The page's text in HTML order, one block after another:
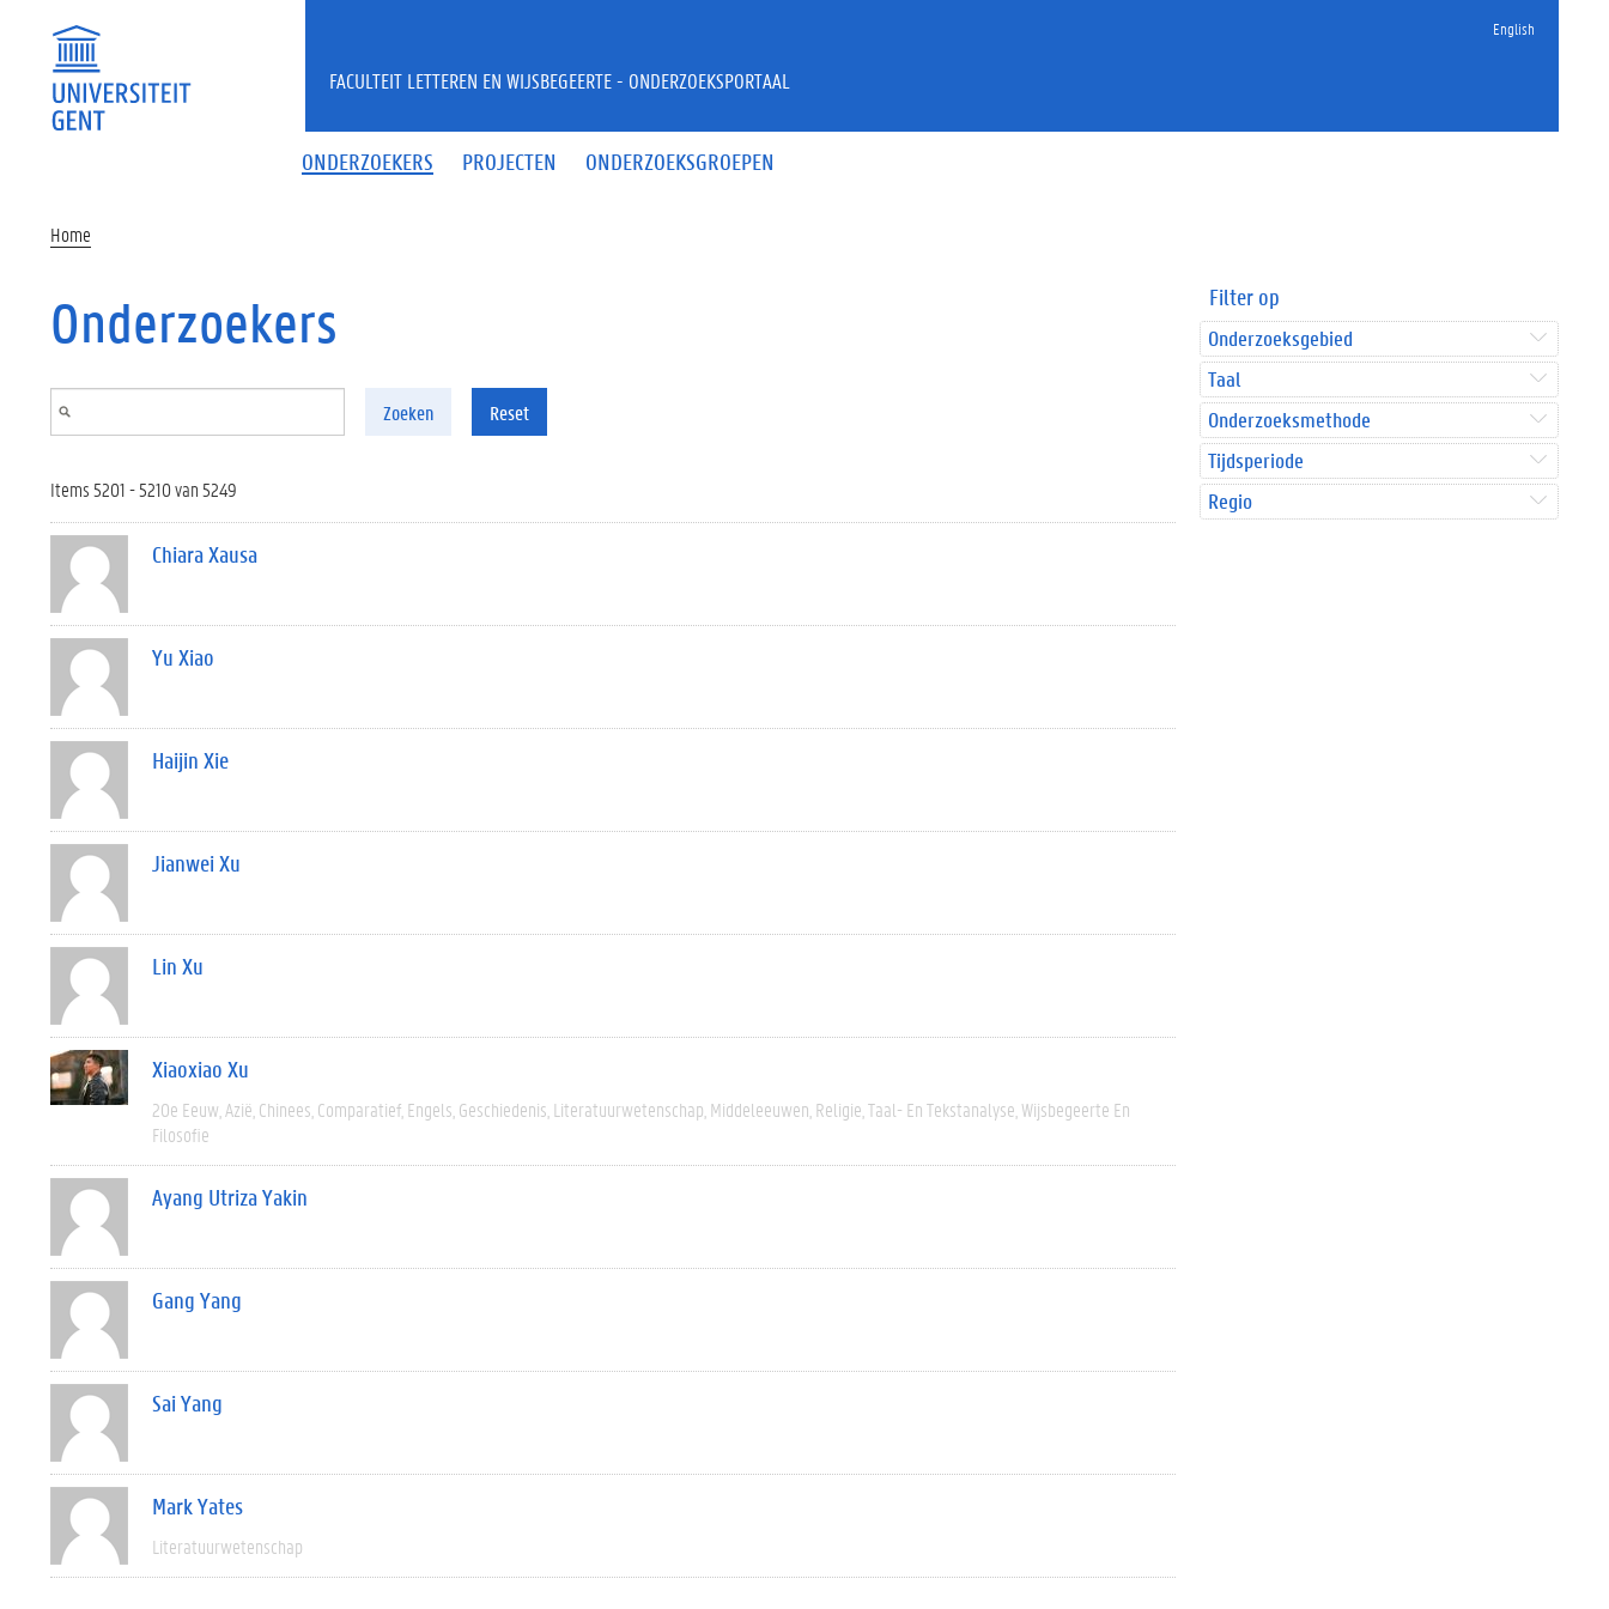
English
ONDERZOEKERS PROJECTEN ONDERZOEKSGROEPEN
FACULTEIT LETTEREN EN WIJSBEGEERTE - ONDERZOEKSPORTAAL
Home
Onderzoekers
Zoeken Reset
Items 5201 - 5210 van 5249
Chiara Xausa
Yu Xiao
Haijin Xie
Jianwei Xu
Lin Xu
Xiaoxiao Xu
20e Eeuw Azië Chinees Comparatief Engels Geschiedenis Literatuurwetenschap Middeleeuwen Religie Taal- En Tekstanalyse Wijsbegeerte En
Filosofie
Ayang Utriza Yakin
Gang Yang
Sai Yang
Mark Yates
Literatuurwetenschap
Filter op
Onderzoeksgebied
Taal
Onderzoeksmethode
Tijdsperiode
Regio